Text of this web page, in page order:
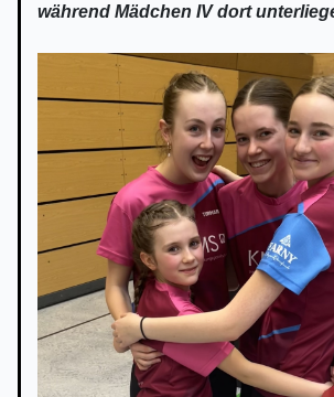
während Mädchen IV dort